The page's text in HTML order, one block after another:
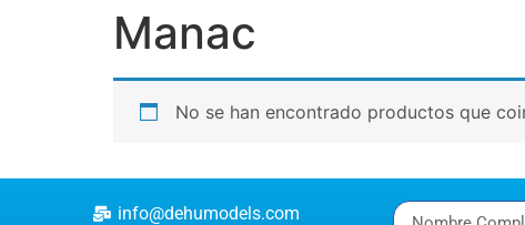
Manac
No se han encontrado productos que
info@dehumodels.com